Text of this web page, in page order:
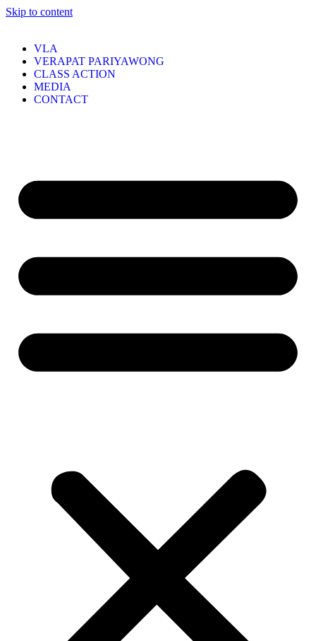
Skip to content
VLA
VERAPAT PARIYAWONG
CLASS ACTION
MEDIA
CONTACT